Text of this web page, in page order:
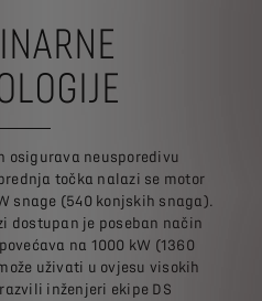
osigurava neusporedivu
točka nalazi se motor
snage (540 konjskih snaga).
dostupan je poseban način
na 1000 kW (1360
uživati u ovjesu visokih
inženjeri ekipe DS